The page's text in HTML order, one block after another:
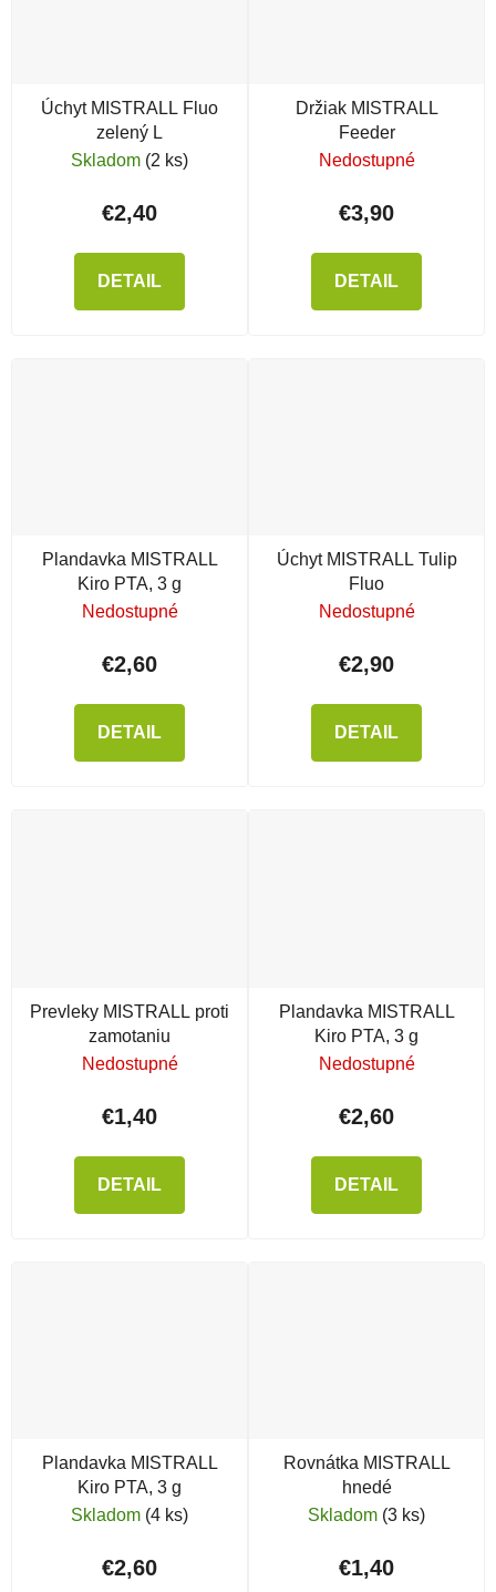
Úchyt MISTRALL Fluo
zelený L
Skladom (2 ks)
€2,40
DETAIL
Držiak MISTRALL
Feeder
Nedostupné
€3,90
DETAIL
Plandavka MISTRALL
Kiro PTA, 3 g
Nedostupné
€2,60
DETAIL
Úchyt MISTRALL Tulip
Fluo
Nedostupné
€2,90
DETAIL
Prevleky MISTRALL proti
zamotaniu
Nedostupné
€1,40
DETAIL
Plandavka MISTRALL
Kiro PTA, 3 g
Nedostupné
€2,60
DETAIL
Plandavka MISTRALL
Kiro PTA, 3 g
Skladom (4 ks)
€2,60
Rovnátka MISTRALL
hnedé
Skladom (3 ks)
€1,40